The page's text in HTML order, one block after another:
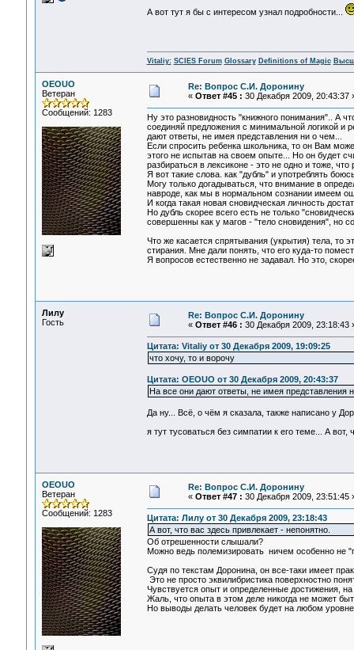
А вот тут я бы с интересом узнал подробности...
Vitaliy: SCIES Forum Glossary Definitions of Magic
OEOUO
Ветеран
Сообщений: 1283
Re: Вопрос С.И. Доронину
« Ответ #45 : 30 Декабря 2009, 20:43:37
Ну это разновидность "книжного понимания".. А
соединяй предложения с минимальной логикой и
дают ответы, не имея представления ни о чем...
Если спросить ребенка школьника, то он Вам
этого не испытав на своем опыте... Но он будет
разбираться в лексиконе - это не одно и тоже, что
Я вот такие слова. как "дубль" и употреблять
Могу только догадываться, что внимание в
навроде, как мы в нормальном сознании имеем
И когда такая новая сновидческая личность
Но дубль скорее всего есть не только
совершенны как у магов - "тело сновидения", но
Что же касается спрятывания (укрытия) тела, то
стирания. Мне дали понять, что его куда-то
Я вопросов естественно не задавал. Но это,
Лилу
Гость
Re: Вопрос С.И. Доронину
« Ответ #46 : 30 Декабря 2009, 23:18:43
Цитата: Vitaliy от 30 Декабря 2009, 19:09:25
что хочу, то и ворочу
Цитата: OEOUO от 30 Декабря 2009, 20:43:37
На все они дают ответы, не имея представления
Да ну... Всё, о чём я сказала, также написано у
я тут тусоваться без симпатии к его теме... А вот,
OEOUO
Ветеран
Сообщений: 1283
Re: Вопрос С.И. Доронину
« Ответ #47 : 30 Декабря 2009, 23:51:45
Цитата: Лилу от 30 Декабря 2009, 23:18:43
А вот, что вас здесь привлекает - непонятно.
Об отрешенности слышали?
Можно ведь полемизировать ничем особенно не
Судя по текстам Доронина, он все-таки имеет
Это не просто эквилибристика поверхностно
Чувствуется опыт и определенные достижения,
Жаль, что опыта в этом деле никогда не может
Но выводы делать человек будет на любом